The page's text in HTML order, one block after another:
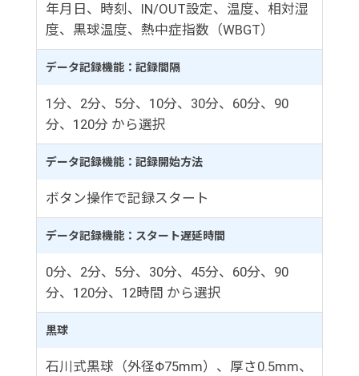
年月日、時刻、IN/OUT設定、温度、相対湿
度、黒球温度、熱中症指数（WBGT）
データ記録機能：記録間隔
1分、2分、5分、10分、30分、60分、90
分、120分 から選択
データ記録機能：記録開始方法
ボタン操作で記録スタート
データ記録機能：スタート遅延時間
0分、2分、5分、30分、45分、60分、90
分、120分、12時間 から選択
黒球
石川式黒球（外径Φ75mm）、厚さ0.5mm、